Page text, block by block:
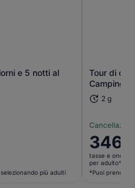
e 5 notti al
più adulti
in una nuova scheda
Tour di
Camping
2 g
Il
prezzo
è
346 €
346
tasse e oneri
per adulto*
*Puoi